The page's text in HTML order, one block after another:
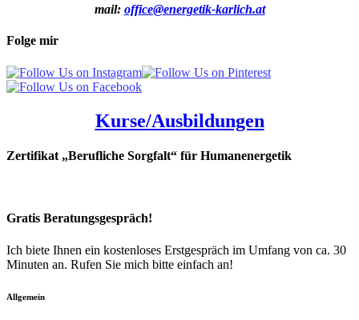
mail: office@energetik-karlich.at
Folge mir
Kurse/Ausbildungen
Zertifikat „Berufliche Sorgfalt“ für Humanenergetik
Gratis Beratungsgespräch!
Ich biete Ihnen ein kostenloses Erstgespräch im Umfang von ca. 30
Minuten an. Rufen Sie mich bitte einfach an!
Allgemein